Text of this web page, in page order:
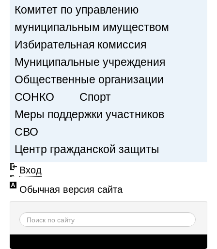
Комитет по управлению
муниципальным имуществом
Избирательная комиссия
Муниципальные учреждения
Общественные организации
СОНКО
Спорт
Меры поддержки участников
СВО
Центр гражданской защиты
Вход
Обычная версия сайта